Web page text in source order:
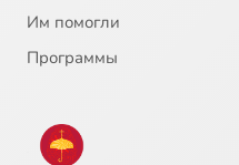
Им помогли
Программы